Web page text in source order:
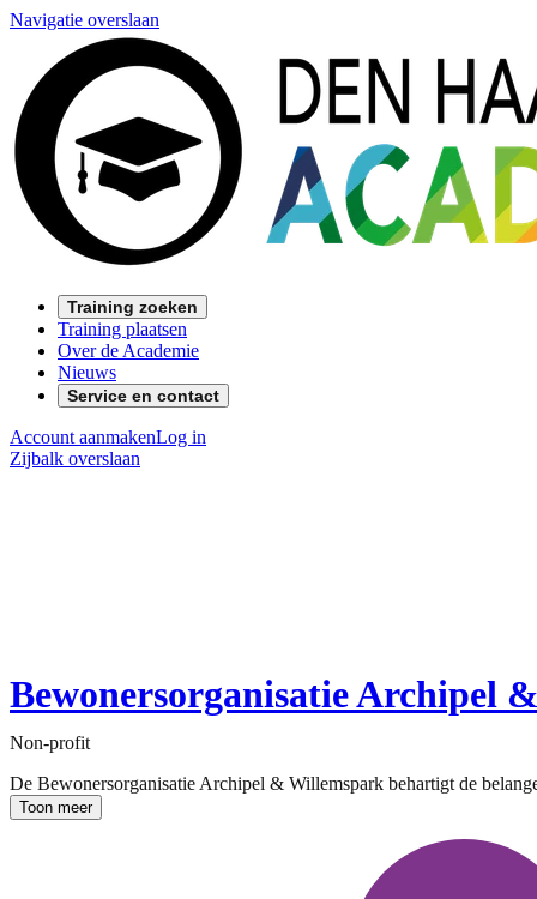
Navigatie overslaan
Training zoeken
Training plaatsen
Over de Academie
Nieuws
Service en contact
Account aanmakenLog in
Zijbalk overslaan
Bewonersorganisatie Archipel
Non-profit
De Bewonersorganisatie Archipel & Willemspark behartigt de
Toon meer